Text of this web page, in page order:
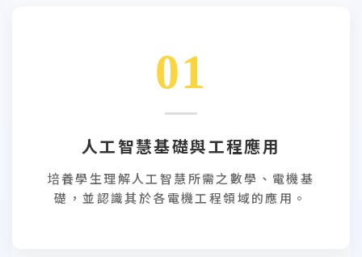
01
人工智慧基礎與工程應用
培養學生理解人工智慧所需之數學、電機基
礎，並認識其於各電機工程領域的應用。